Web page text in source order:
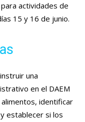
actividades de
15 y 16 de junio.
una
en el DAEM
identificar
establecer si los